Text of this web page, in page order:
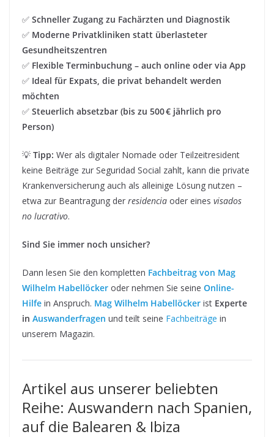
✅ Schneller Zugang zu Fachärzten und Diagnostik
✅ Moderne Privatkliniken statt überlasteter
Gesundheitszentren
✅ Flexible Terminbuchung – auch online oder via App
✅ Ideal für Expats, die privat behandelt werden
möchten
✅ Steuerlich absetzbar (bis zu 500 € jährlich pro
Person)
💡 Tipp: Wer als digitaler Nomade oder Teilzeitresident
keine Beiträge zur Seguridad Social zahlt, kann die private
Krankenversicherung auch als alleinige Lösung nutzen –
etwa zur Beantragung der residencia oder eines visados
no lucrativo.
Sind Sie immer noch unsicher?
Dann lesen Sie den kompletten Fachbeitrag von Mag
Wilhelm Habellöcker oder nehmen Sie seine Online-
Hilfe in Anspruch. Mag Wilhelm Habellöcker ist Experte
in Auswanderfragen und teilt seine Fachbeiträge in
unserem Magazin.
Artikel aus unserer beliebten
Reihe: Auswandern nach Spanien,
auf die Balearen & Ibiza